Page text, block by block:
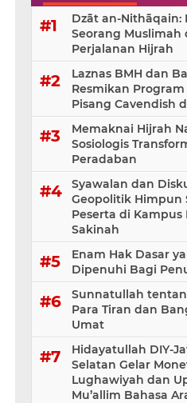
Dzāt an-Nithāqain:
Seorang Muslimah
Perjalanan Hijrah
Laznas BMH dan
Resmikan
Pisang Cavendish
Memaknai Hijrah
Sosiologis
Peradaban
Syawalan dan
Geopolitik Himpun
Peserta di Kampus
Sakinah
Enam Hak Dasar
Dipenuhi Bagi
Sunnatullah
Para Tiran dan
Umat
Hidayatullah DIY-
Selatan Gelar
Lughawiyah dan
Mu’allim Bahasa